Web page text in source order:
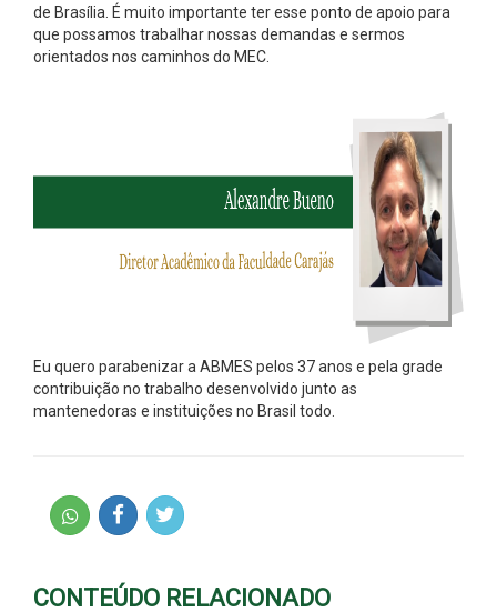
de Brasília. É muito importante ter esse ponto de apoio para
que possamos trabalhar nossas demandas e sermos
orientados nos caminhos do MEC.
Eu quero parabenizar a ABMES pelos 37 anos e pela grade
contribuição no trabalho desenvolvido junto as
mantenedoras e instituições no Brasil todo.
CONTEÚDO RELACIONADO